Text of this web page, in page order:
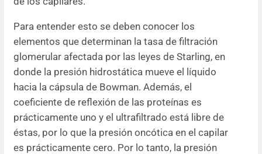
Para entender esto se deben conocer los
elementos que determinan la tasa de filtración
glomerular afectada por las leyes de Starling, en
donde la presión hidrostática mueve el líquido
hacia la cápsula de Bowman. Además, el
coeficiente de reflexión de las proteínas es
prácticamente uno y el ultrafiltrado está libre de
éstas, por lo que la presión oncótica en el capilar
es prácticamente cero. Por lo tanto, la presión